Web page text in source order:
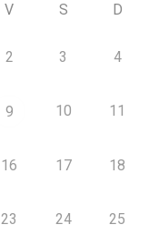
V S D
2 3 4
9 10 11
16 17 18
23 24 25